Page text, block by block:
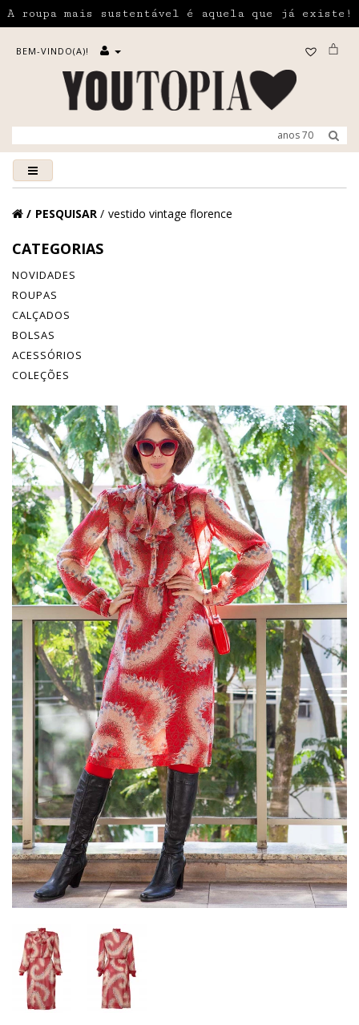
A roupa mais sustentável é aquela que já existe!
BEM-VINDO(A)!
PESQUISAR vestido vintage florence
CATEGORIAS
NOVIDADES
ROUPAS
CALÇADOS
BOLSAS
ACESSÓRIOS
COLEÇÕES